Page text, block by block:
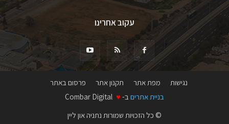
עקוב אחרינו
נגישות מפת אתר תקנון אתר
פרסום באתר
בניית אתרים ב- ♥
© כל הזכויות שמורות נתניה און ליין